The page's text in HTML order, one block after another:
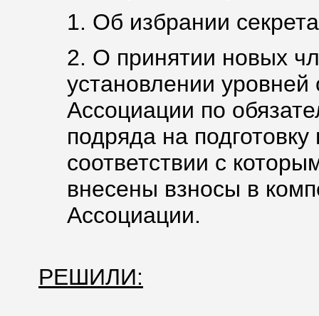
1. Об избрании
2. О принятии новых
установлении уровней
Ассоциации по
подряда на
соответствии с
внесены взносы в
Ассоциации.
РЕШИЛИ: